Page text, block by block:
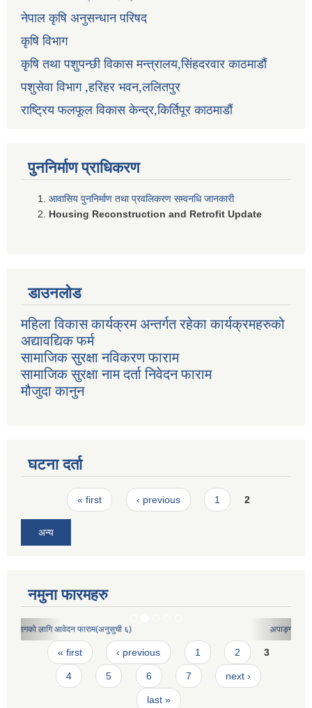
नेपाल कृषि अनुसन्धान परिषद
कृषि विभाग
कृषि तथा पशुपन्छी विकास मन्त्रालय,सिंहदरवार काठमाडौं
पशुसेवा विभाग ,हरिहर भवन,ललितपुर
राष्ट्रिय फलफूल विकास केन्द्र,किर्तिपूर काठमाडौं
पुननिर्माण प्राधिकरण
आवासिय पुननिर्माण तथा प्रवलिकरण सम्वनधि जानकारी
Housing Reconstruction and Retrofit Update
डाउनलोड
महिला विकास कार्यक्रम अन्तर्गत रहेका कार्यक्रमहरुको
अद्यावद्यिक फर्म
सामाजिक सुरक्षा नविकरण फाराम
सामाजिक सुरक्षा नाम दर्ता निवेदन फाराम
मौजुदा कानुन
घटना दर्ता
Pages« first ‹ previous 1 2
अन्य
नमुना फारमहरु
अपाङ्गता परीचय पत्र निवेदनको ढाँचा
Pages
« first ‹ previous 1 2 3
4 5 6 7 next ›
last »